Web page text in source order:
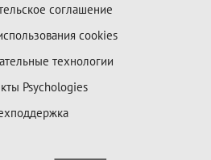
соглашение
cookies
технологии
Psychologies